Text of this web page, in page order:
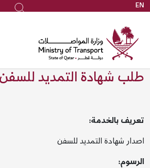
EN بحث
طلب شهادة التمديد للسفن
تعريف بالخدمة:
اصدار شهادة التمديد للسفن
الرسوم: